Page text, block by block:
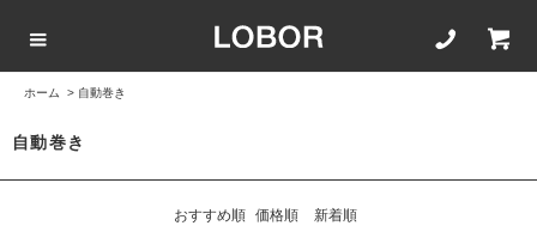
ホーム > 自動巻き
自動巻き
おすすめ順 価格順 新着順